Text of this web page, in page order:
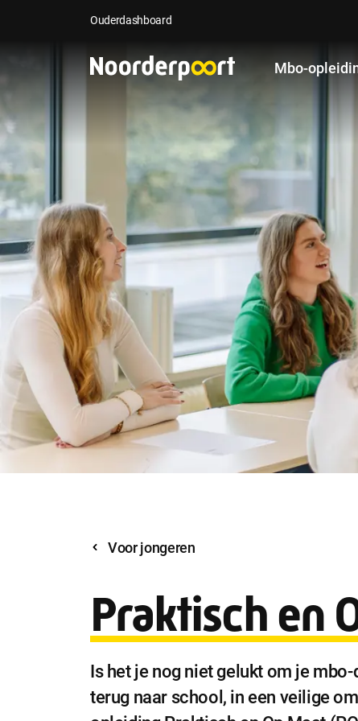
Ouderdashboard
Mbo-
Voor jongeren
Praktisch en
Is het je nog niet gelukt om je
terug naar school, in een veilige